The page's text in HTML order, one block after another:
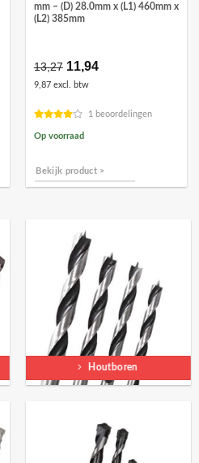
mm – (D) 28.0mm x (L1) 460mm x
(L2) 385mm
13,27 Oorspronkelijke
prijs
was:
11,94Huidige
9,87 excl. btw
1 beoordelingen
Op voorraad
Bekijk product >
Houtboren